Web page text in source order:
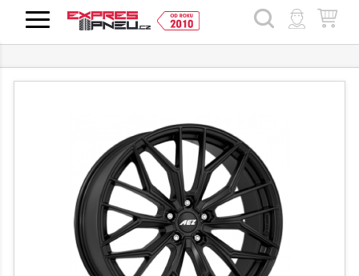
HLEDAT